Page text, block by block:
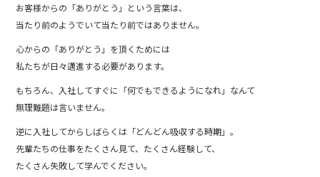
お客様からの「ありがとう」という言葉は、
当たり前のようでいて当たり前ではありません。
心からの「ありがとう」を頂くためには
私たちが日々邁進する必要があります。
もちろん、入社してすぐに「何でもできるようになれ」なんて
無理難題は言いません。
逆に入社してからしばらくは「どんどん吸収する時期」。
先輩たちの仕事をたくさん見て、たくさん経験して、
たくさん失敗して学んでください。